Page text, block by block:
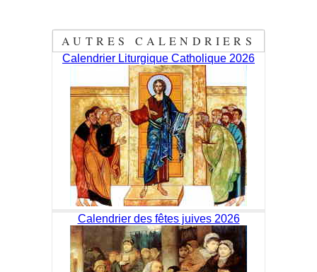
AUTRES CALENDRIERS
Calendrier Liturgique Catholique 2026
Calendrier des fêtes juives 2026